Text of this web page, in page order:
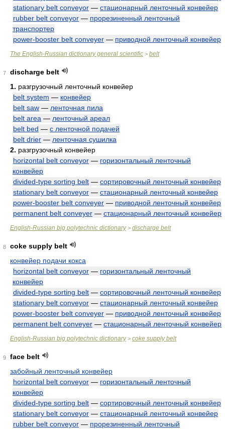
stationary belt conveyor — стационарный ленточный конвейер
rubber belt conveyor — прорезиненный ленточный
транспортер
power-booster belt conveyer — приводной ленточный конвейер
The English-Russian dictionary general scientific > belt
7
discharge belt
1. разгрузочный ленточный конвейер
belt system — конвейер
belt saw — ленточная пила
belt area — ленточный ареал
belt bed — с ленточной подачей
belt drier — ленточная сушилка
2. разгрузочный конвейер
horizontal belt conveyor — горизонтальный ленточный
конвейер
divided-type sorting belt — сортировочный ленточный конвейер
stationary belt conveyor — стационарный ленточный конвейер
power-booster belt conveyer — приводной ленточный конвейер
permanent belt conveyer — стационарный ленточный конвейер
English-Russian big polytechnic dictionary> discharge belt
8
coke supply belt
конвейер подачи кокса
horizontal belt conveyor — горизонтальный ленточный
конвейер
divided-type sorting belt — сортировочный ленточный конвейер
stationary belt conveyor — стационарный ленточный конвейер
power-booster belt conveyer — приводной ленточный конвейер
permanent belt conveyer — стационарный ленточный конвейер
English-Russian big polytechnic dictionary> coke supply belt
9
face belt
забойный ленточный конвейер
horizontal belt conveyor — горизонтальный ленточный
конвейер
divided-type sorting belt — сортировочный ленточный конвейер
stationary belt conveyor — стационарный ленточный конвейер
rubber belt conveyor — прорезиненный ленточный